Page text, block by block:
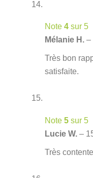
Note 4 sur 5
Mélanie H. –
Très bon
satisfaite.
Note 5 sur 5
Lucie W. –
Très